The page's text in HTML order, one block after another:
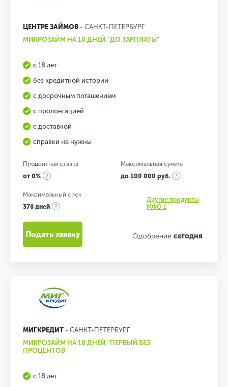
ЦЕНТРЕ ЗАЙМОВ - САНКТ-ПЕТЕРБУРГ
МИКРОЗАЙМ НА 10 ДНЕЙ "ДО ЗАРПЛАТЫ"
с 18 лет
без кредитной истории
с досрочным погашением
с пролонгацией
с доставкой
справки не нужны
Процентная ставка
от 0%
Максимальная сумма
до 100 000 руб.
Максимальный срок
378 дней
Другие продукты
МФО 1
Одобрение сегодня
Подать заявку
МИГКРЕДИТ - САНКТ-ПЕТЕРБУРГ
МИКРОЗАЙМ НА 10 ДНЕЙ "ПЕРВЫЙ БЕЗ
ПРОЦЕНТОВ"
с 18 лет